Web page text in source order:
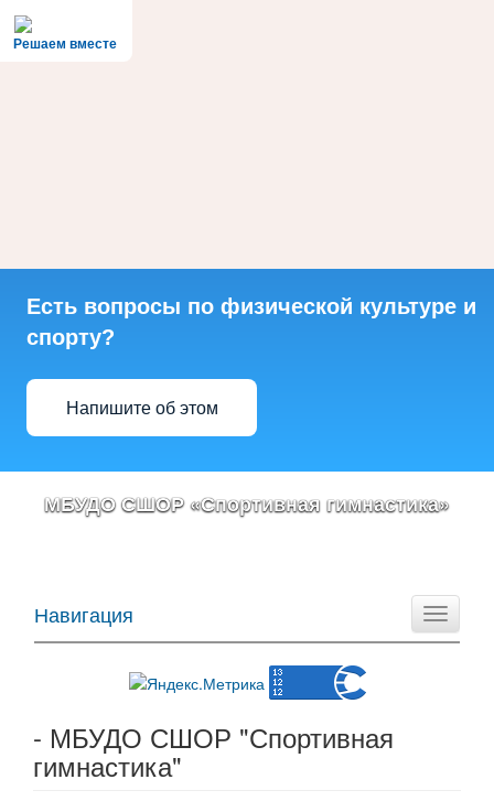
Решаем вместе
Есть вопросы по физической культуре и
спорту?
Напишите об этом
МБУДО СШОР «Спортивная гимнастика»
Toggle
Навигация
- МБУДО СШОР "Спортивная
гимнастика"